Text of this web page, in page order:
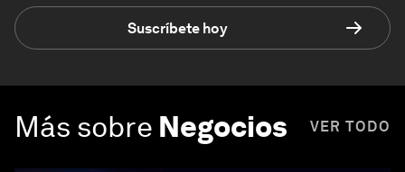
Suscríbete hoy
Más sobre Negocios VER TODO